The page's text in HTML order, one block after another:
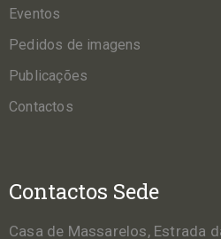
Eventos
Pedidos de imagens
Publicações
Contactos
Contactos Sede
Casa de Massarelos, Estrada